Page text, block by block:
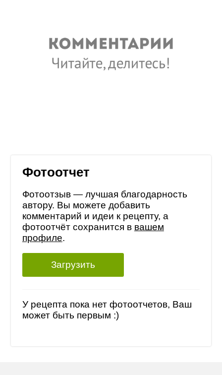
Фотоотчет
Фотоотзыв — лучшая благодарность
автору. Вы можете добавить
комментарий и идеи к рецепту, а
фотоотчёт сохранится в вашем
профиле.
Загрузить
У рецепта пока нет фотоотчетов, Ваш
может быть первым :)